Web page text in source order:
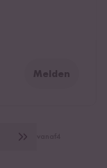
Melden